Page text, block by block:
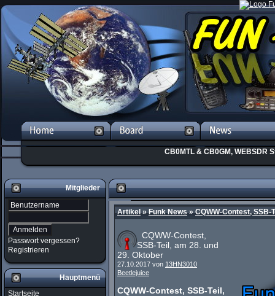
CB0MTL & CB0GM, WEBSDR
Mitglieder
Passwort vergessen?
Registrieren
Hauptmenü
Startseite
Artikel»Funk News»CQWW-Contest, SSB-
CQWW-Contest,
SSB-Teil, am 28. und
29. Oktober
27.10.2017 von 13HN3010
Beetlejuice
CQWW-Contest, SSB-Teil,